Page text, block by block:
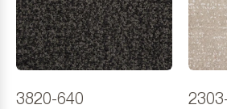
3820-640